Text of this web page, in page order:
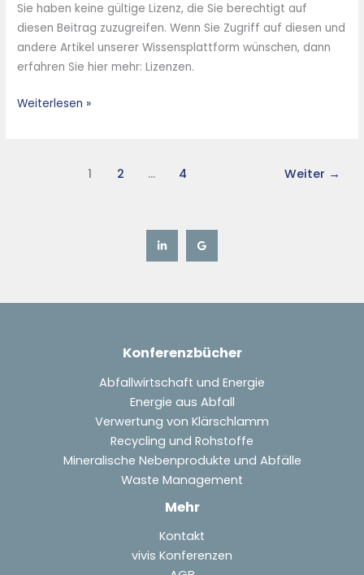
Sie haben keine gültige Lizenz, die Sie berechtigt auf
diesen Beitrag zuzugreifen. Wenn Sie Zugriff auf diesen und
andere Artikel unserer Wissensplattform wünschen, dann
erfahren Sie hier mehr: Lizenzen.
Verwertungs-
und
Beseitigungspotential
–
Weiterlesen »
1 2 … 4 Weiter →
Konferenzbücher
Abfallwirtschaft und Energie
Energie aus Abfall
Verwertung von Klärschlamm
Recycling und Rohstoffe
Mineralische Nebenprodukte und Abfälle
Waste Management
Mehr
Kontakt
vivis Konferenzen